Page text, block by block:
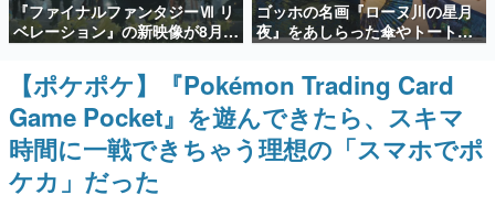
これからのデジタルゲーム市場を担う若きクリエイター達
の姿を追い、彼らのルーツと情熱を探っていきます。
ゲーム世代の作家たち
ゲームに多大な影響を受けた作家さんに取材し、ゲームが
日本のコンテンツ産業やカルチャーに与えた影響を探る企
画です。
日本モバイルゲーム産業史
日本のモバイルゲーム史における主要なトピック・タイト
『ファイナルファンタジーⅦ リ
ベレーション』の新映像が8月
26日早朝に公開へ。『FF7』リ
メイクシリーズの完結編、
「gamescom」のオープニング
ナイトライブにてディレクター
の浜口直樹氏が登壇する予定
ゴッホの名画『ローヌ川の星月
夜』をあしらった傘やトートバ
ッグなどが登場。8月7日21時よ
【ポケポケ】『Pokémon Trading Card
Game Pocket』を遊んできたら、スキマ
時間に一戦できちゃう理想の「スマホでポ
ケカ」だった